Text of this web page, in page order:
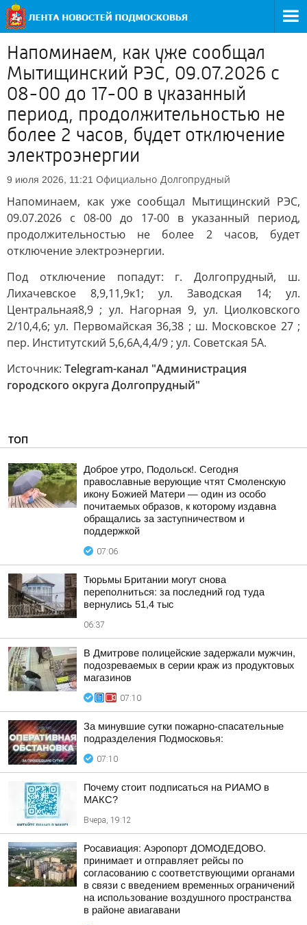
Напоминаем, как уже сообщал
Мытищинский РЭС, 09.07.2026 с
08-00 до 17-00 в указанный
период, продолжительностью не
более 2 часов, будет отключение
электроэнергии
9 июля 2026, 11:21 Официально Долгопрудный
Напоминаем, как уже сообщал Мытищинский РЭС,
09.07.2026 с 08-00 до 17-00 в указанный период,
продолжительностью не более 2 часов, будет
отключение электроэнергии.
Под отключение попадут: г. Долгопрудный, ш.
Лихачевское 8,9,11,9к1; ул. Заводская 14; ул.
Центральная8,9 ; ул. Нагорная 9, ул. Циолковского
2/10,4,6; ул. Первомайская 36,38 ; ш. Московское 27 ;
пер. Институтский 5,6,6А,4,4/9 ; ул. Советская 5А.
Источник: Telegram-канал "Администрация
городского округа Долгопрудный"
ТОП
Доброе утро, Подольск!. Сегодня
православные верующие чтят Смоленскую
икону Божией Матери — один из особо
почитаемых образов, к которому издавна
обращались за заступничеством и
поддержкой
07:06
Тюрьмы Британии могут снова
переполниться: за последний год туда
вернулись 51,4 тыс
06:37
В Дмитрове полицейские задержали мужчин,
подозреваемых в серии краж из продуктовых
магазинов
07:10
За минувшие сутки пожарно-спасательные
подразделения Подмосковья:
07:10
Почему стоит подписаться на РИАМО в
МАКС?
Вчера, 19:12
Росавиация: Аэропорт ДОМОДЕДОВО.
принимает и отправляет рейсы по
согласованию с соответствующими органами
в связи с введением временных ограничений
на использование воздушного пространства
в районе авиагавани